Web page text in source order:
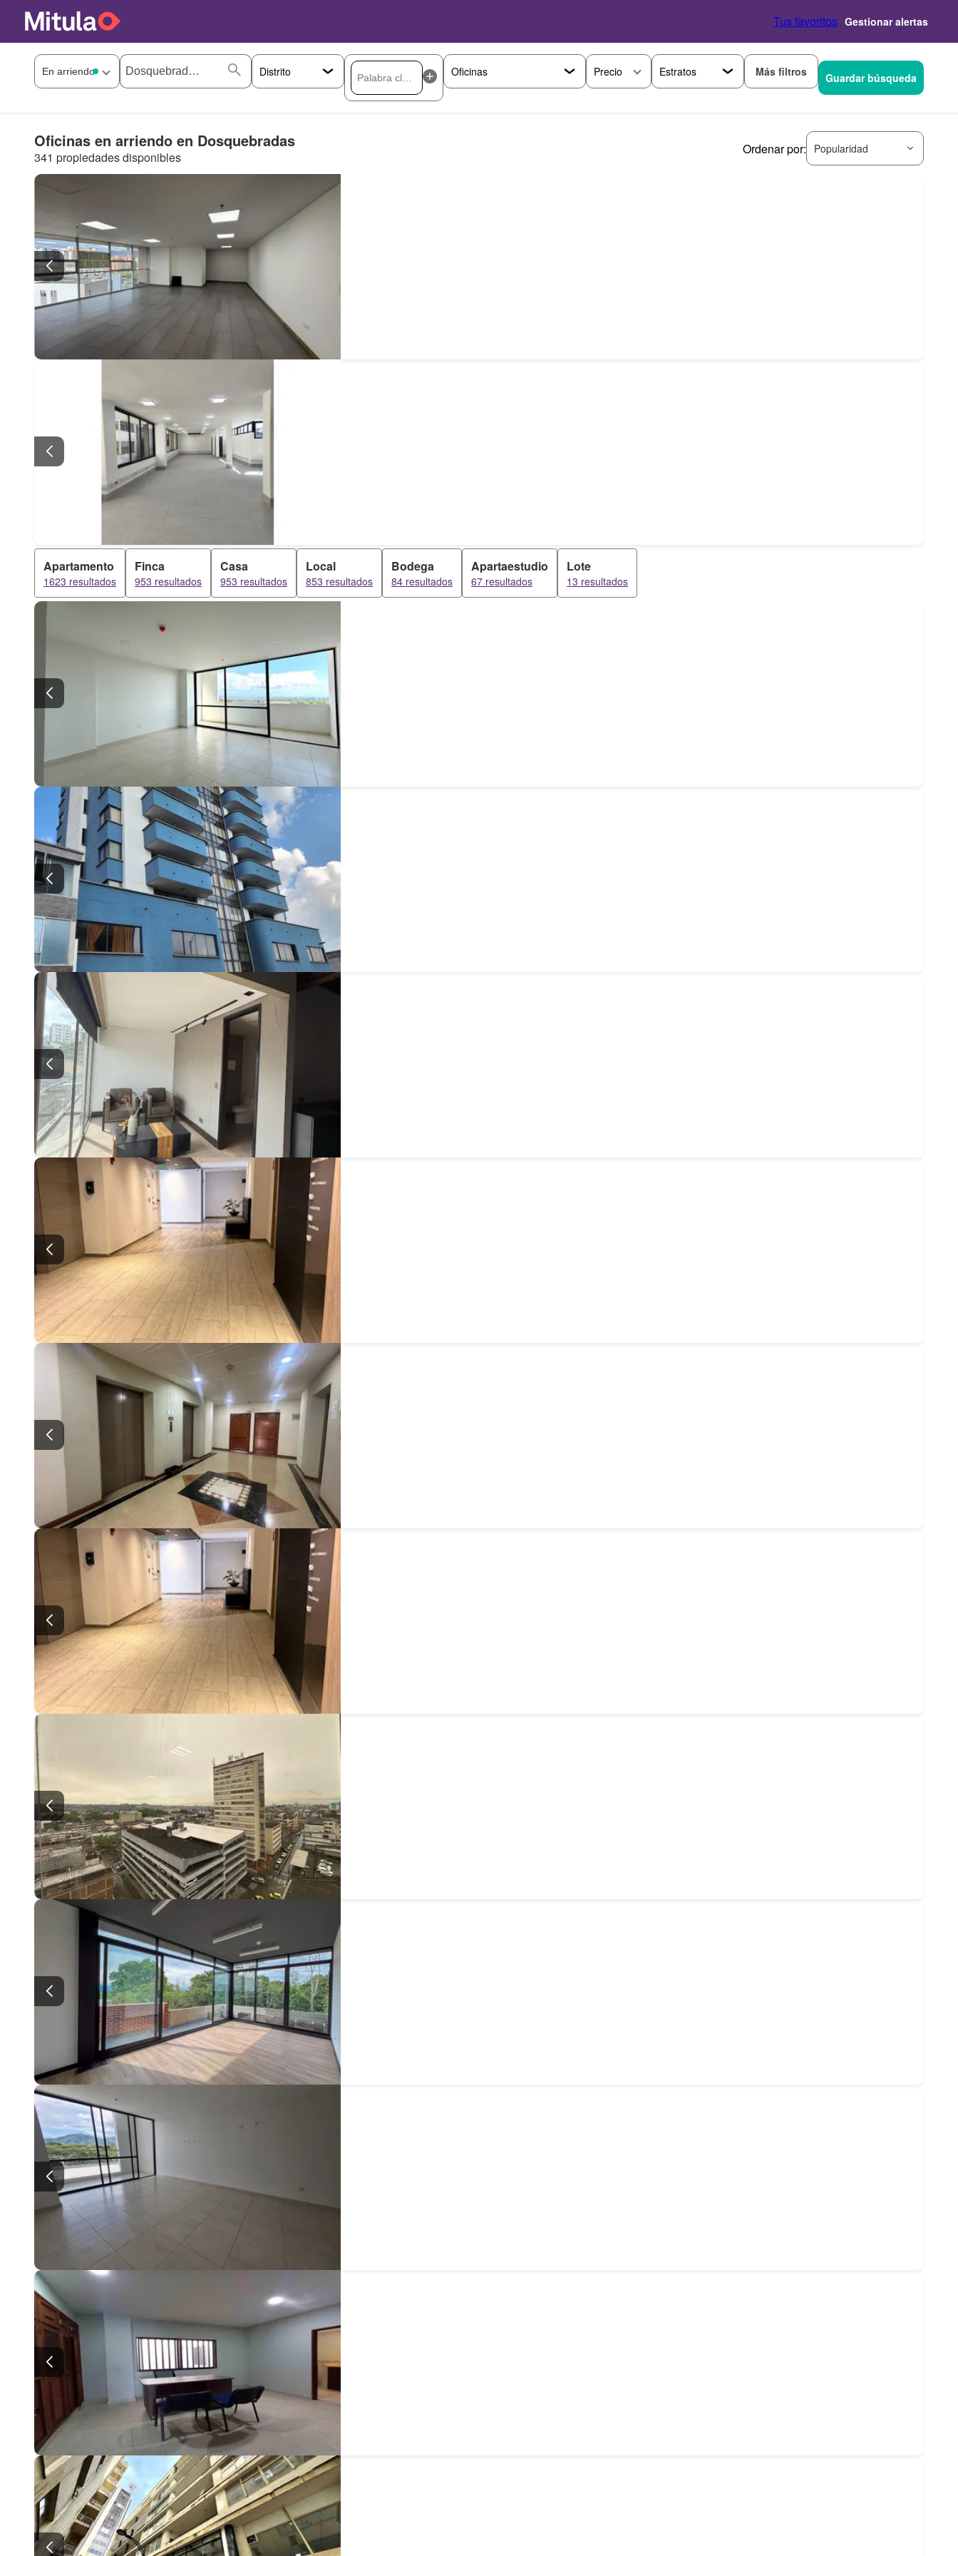
Tus favoritos Gestionar alertas
Precio Más filtros Guardar búsqueda
Oficinas en arriendo en Dosquebradas
341 propiedades disponibles
Ordenar por: Popularidad
Apartamento
1623 resultados
Finca
953 resultados
Casa
953 resultados
Local
853 resultados
Bodega
84 resultados
Apartaestudio
67 resultados
Lote
13 resultados